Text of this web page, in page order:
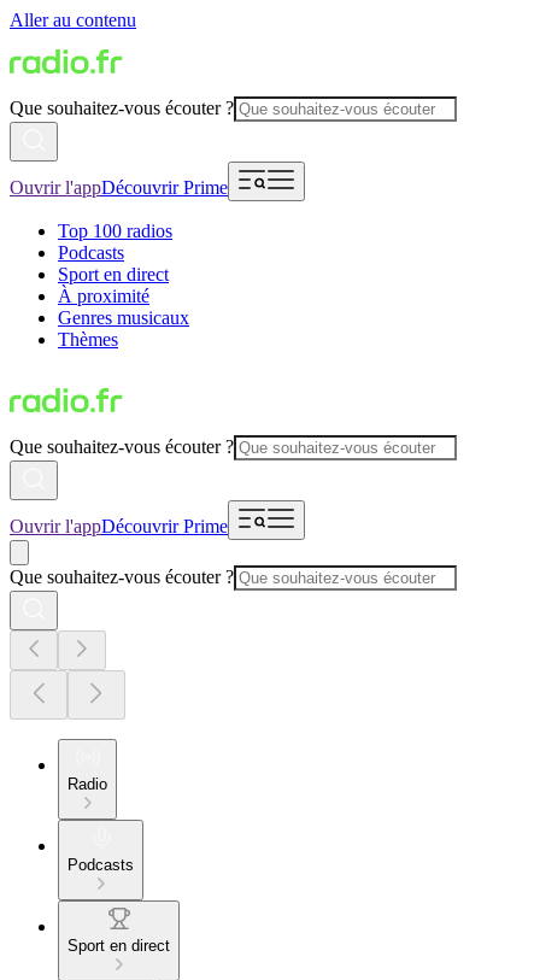
Aller au contenu
Que souhaitez-vous écouter ?
Ouvrir l'appDécouvrir Prime
Top 100 radios
Podcasts
Sport en direct
À proximité
Genres musicaux
Thèmes
Que souhaitez-vous écouter ?
Ouvrir l'appDécouvrir Prime
Que souhaitez-vous écouter ?
Radio
Podcasts
Sport en direct